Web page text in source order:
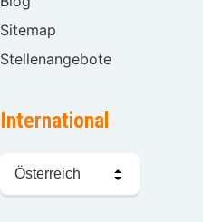
Sitemap
Stellenangebote
International
Sprache
wählen